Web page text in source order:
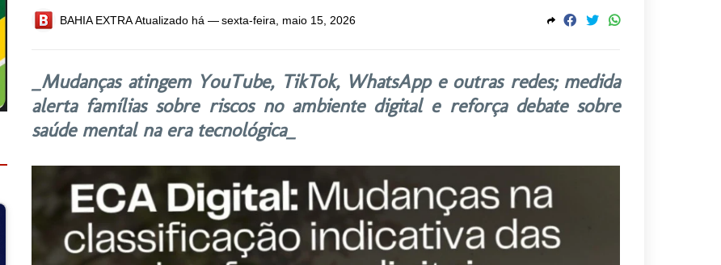
BAHIA EXTRAAtualizado há —sexta-feira, maio 15, 2026
_Mudanças atingem YouTube, TikTok, WhatsApp e outras redes; medida
alerta famílias sobre riscos no ambiente digital e reforça debate sobre
saúde mental na era tecnológica_